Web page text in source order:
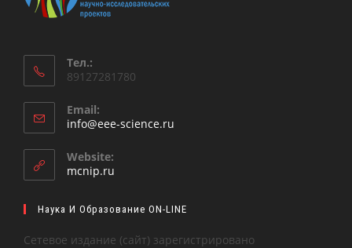
Тел.:
89127281780
Email:
info@eee-science.ru
Website:
mcnip.ru
Наука И Образование ON-LINE
Сетевое издание (сайт) зарегистрировано